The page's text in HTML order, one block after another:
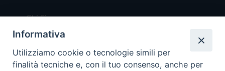
Chi Siamo
Redazione
Scrivici
Informativa
Utilizziamo cookie o tecnologie simili per
finalità tecniche e, con il tuo consenso, anche per